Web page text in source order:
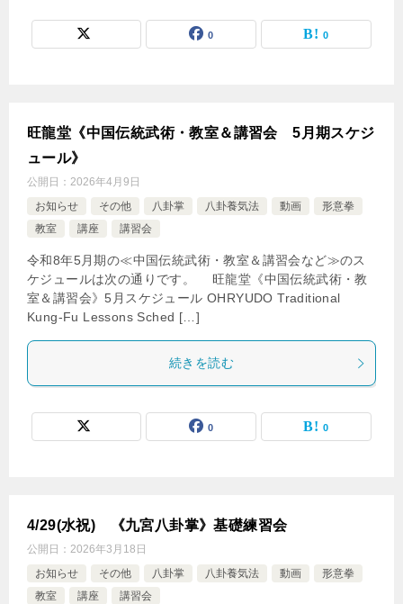
0 0
旺龍堂《中国伝統武術・教室＆講習会 5月期スケジ
ュール》
公開日： 2026年4月9日
お知らせ
その他 八卦掌 八卦養気法 動画
形意拳
教室
講座 講習会
令和8年5月期の≪中国伝統武術・教室＆講習会など≫のス
ケジュールは次の通りです。 旺龍堂《中国伝統武術・教
室＆講習会》5月スケジュール OHRYUDO Traditional
Kung-Fu Lessons Sched […]
続きを読む
0 0
4/29(水祝) 《九宮八卦掌》基礎練習会
公開日： 2026年3月18日
お知らせ
その他 八卦掌 八卦養気法 動画
形意拳
教室
講座 講習会